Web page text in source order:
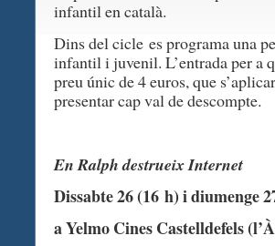
infantil en català.
Dins del cicle es programa una
infantil i juvenil. L’entrada per a
preu únic de 4 euros, que
presentar cap val de descompte.
En Ralph destrueix Internet
Dissabte 26 (16 h) i diumenge
a Yelmo Cines Castelldefels